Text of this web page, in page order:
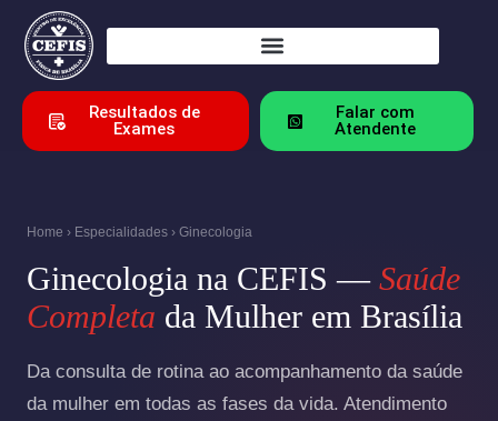
Resultados de
Exames
Falar com
Atendente
Home › Especialidades › Ginecologia
Ginecologia na CEFIS — Saúde
Completa da Mulher em Brasília
Da consulta de rotina ao acompanhamento da saúde
da mulher em todas as fases da vida. Atendimento